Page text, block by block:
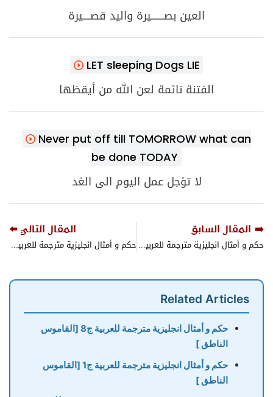
العين بصـــــــيرة واليد قصــــيرة
LET sleeping Dogs LIE
الفتنة نائمة لعن الله من أيقظها
Never put off till TOMORROW what can
be done TODAY
لا تؤجل عمل اليوم الى الغد
➡️ المقال السابق
حكم و أمثال انجليزية مترجمة للعربية ج1 [القاموس الناطق ]
المقال التالي ⬅️
حكم و أمثال انجليزية مترجمة للعربية ج3 [القاموس الناطق ]
Related Articles
حكم و أمثال انجليزية مترجمة للعربية ج8 [القاموس
الناطق ]
حكم و أمثال انجليزية مترجمة للعربية ج1 [القاموس
الناطق ]